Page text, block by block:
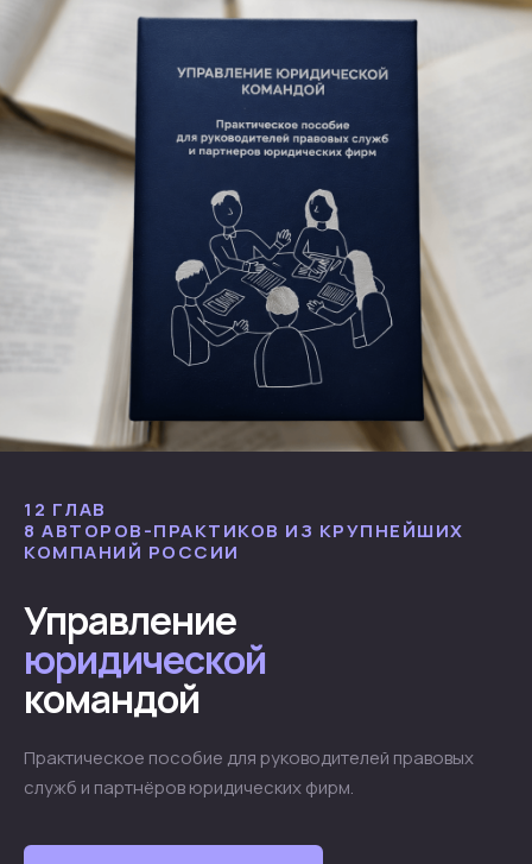
12 ГЛАВ
8 АВТОРОВ-ПРАКТИКОВ ИЗ КРУПНЕЙШИХ
КОМПАНИЙ РОССИИ
Управление
юридической
командой
Практическое пособие для руководителей правовых
служб и партнёров юридических фирм.